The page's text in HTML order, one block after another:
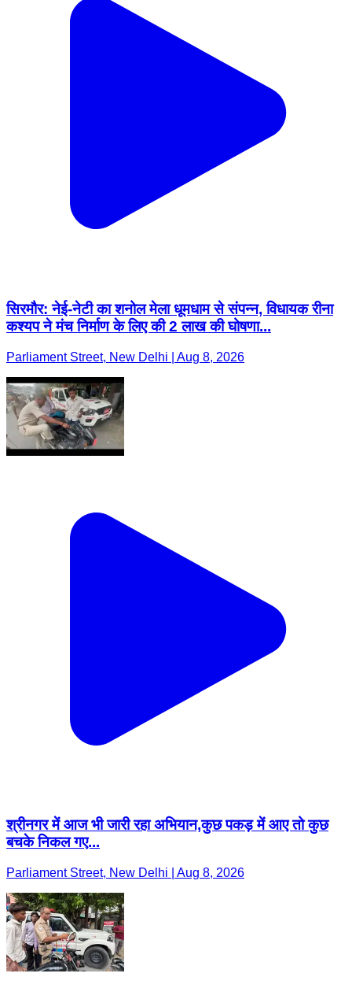
सिरमौर: नेई-नेटी का शनोल मेला धूमधाम से संपन्न, विधायक रीना
कश्यप ने मंच निर्माण के लिए की 2 लाख की घोषणा...
Parliament Street, New Delhi | Aug 8, 2026
श्रीनगर में आज भी जारी रहा अभियान,कुछ पकड़ में आए तो कुछ
बचके निकल गए...
Parliament Street, New Delhi | Aug 8, 2026